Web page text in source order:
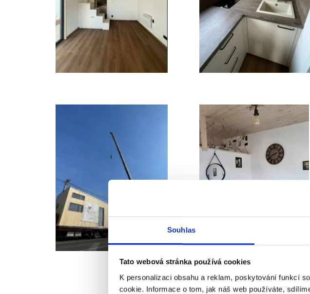
Souhlas
Tato webová stránka používá cookies
K personalizaci obsahu a reklam, poskytování funkcí
cookie. Informace o tom, jak náš web používáte,